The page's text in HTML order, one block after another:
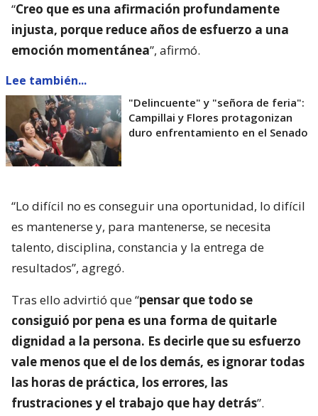
“Creo que es una afirmación profundamente
injusta, porque reduce años de esfuerzo a una
emoción momentánea”, afirmó.
Lee también...
"Delincuente" y "señora de feria":
Campillai y Flores protagonizan
duro enfrentamiento en el Senado
“Lo difícil no es conseguir una oportunidad, lo difícil
es mantenerse y, para mantenerse, se necesita
talento, disciplina, constancia y la entrega de
resultados”, agregó.
Tras ello advirtió que “pensar que todo se
consiguió por pena es una forma de quitarle
dignidad a la persona. Es decirle que su esfuerzo
vale menos que el de los demás, es ignorar todas
las horas de práctica, los errores, las
frustraciones y el trabajo que hay detrás”.